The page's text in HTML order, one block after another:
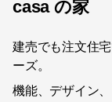
casa の家
建売でも注文住
ーズ。
機能、デザイン